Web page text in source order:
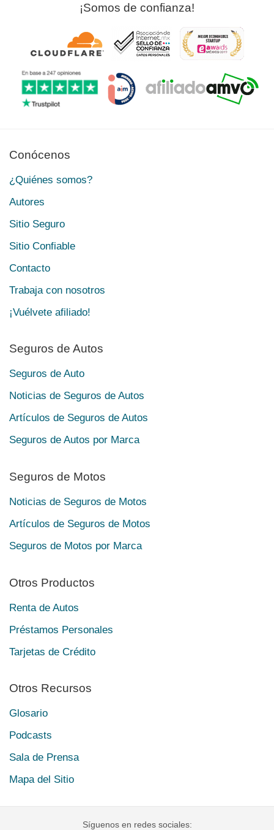
¡Somos de confianza!
Conócenos
¿Quiénes somos?
Autores
Sitio Seguro
Sitio Confiable
Contacto
Trabaja con nosotros
¡Vuélvete afiliado!
Seguros de Autos
Seguros de Auto
Noticias de Seguros de Autos
Artículos de Seguros de Autos
Seguros de Autos por Marca
Seguros de Motos
Noticias de Seguros de Motos
Artículos de Seguros de Motos
Seguros de Motos por Marca
Otros Productos
Renta de Autos
Préstamos Personales
Tarjetas de Crédito
Otros Recursos
Glosario
Podcasts
Sala de Prensa
Mapa del Sitio
Síguenos en redes sociales: